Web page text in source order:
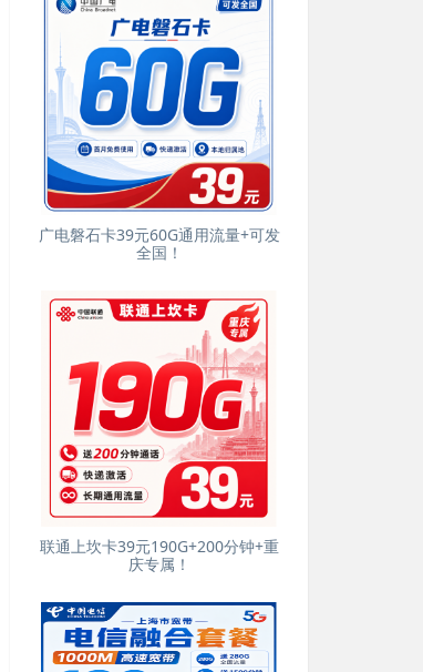
广电磐石卡39元60G通用流量+可发
全国！
联通上坎卡39元190G+200分钟+重
庆专属！